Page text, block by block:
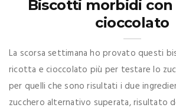
Biscotti morbidi
cioccolato
La scorsa settimana ho provato questi
ricotta e cioccolato più per testare lo
per quelli che sono risultati i due
zucchero alternativo superata, risultato